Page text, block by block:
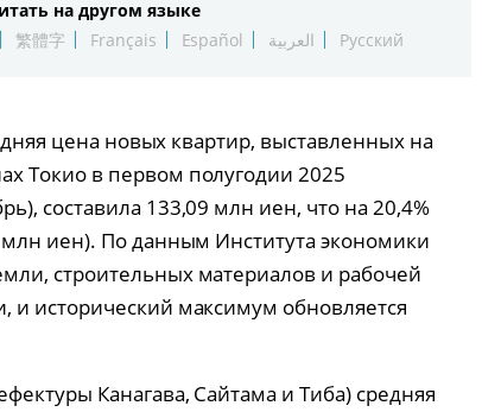
Технологии
От редакции
на другом языке
繁體字 Français Español العربية Русский
цена новых квартир, выставленных на
Токио в первом полугодии 2025
составила 133,09 млн иен, что на 20,4%
иен). По данным Института экономики
строительных материалов и рабочей
и исторический максимум обновляется
Канагава, Сайтама и Тиба) средняя